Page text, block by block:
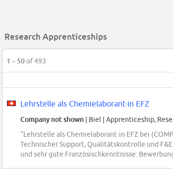
Research Apprenticeships
1 – 50of 493
Lehrstelle als Chemielaborant∙in EFZ
Company not shown | Biel | Apprenticeship,
“Lehrstelle als Chemielaborant∙in EFZ bei
Technischer Support, Qualitätskontrolle und
und sehr gute Französischkenntnisse.